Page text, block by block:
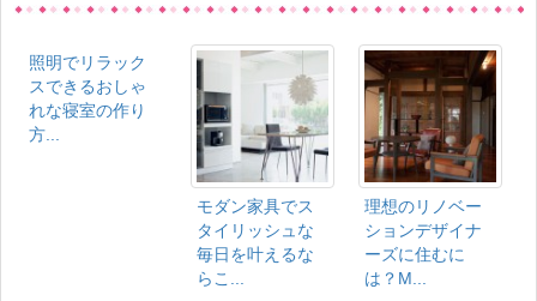
照明でリラック
スできるおしゃ
れな寝室の作り
方...
モダン家具でス
タイリッシュな
毎日を叶えるな
らこ...
理想のリノベー
ションデザイナ
ーズに住むに
は？M...